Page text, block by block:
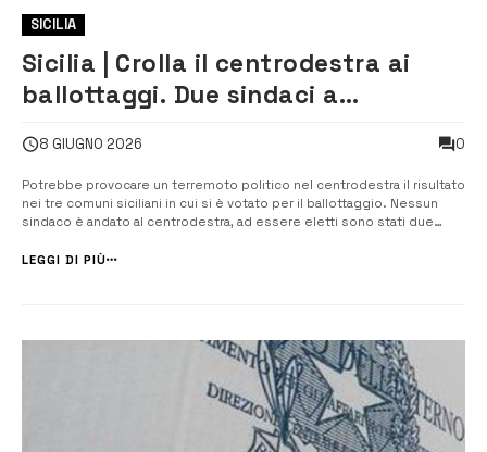
SICILIA
Sicilia | Crolla il centrodestra ai
ballottaggi. Due sindaci a
8 GIUGNO 2026 0
Potrebbe provocare un terremoto politico nel centrodestra il risultato
nei tre comuni siciliani in cui si è votato per il ballottaggio. Nessun
sindaco è andato al centrodestra, ad essere eletti sono stati due
Controcorrente di Ismaele La Vardera, e uno civico. Ad Agrigento,
LEGGI DI PIÙ